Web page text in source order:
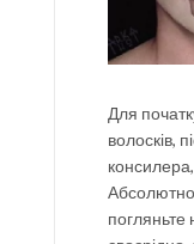
Для
волосків,
Абсолютно